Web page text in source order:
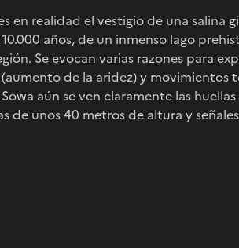
en realidad el vestigio de una salina
años, de un inmenso lago
Se evocan varias razones para
de la aridez) y movimientos
aún se ven claramente las
de unos 40 metros de altura y